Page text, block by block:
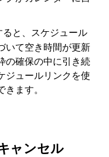
ると、スケジュール
いて空き時間が更新
の確保の中に引き続
ジュールリンクを使
ます。
ャンセル